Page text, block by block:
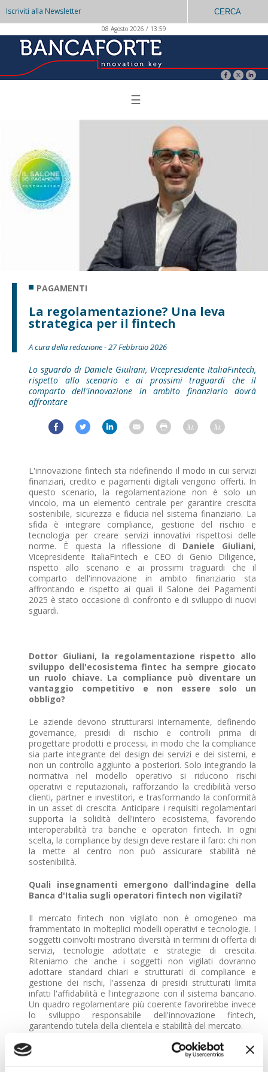
Iscriviti alla Newsletter CERCA
08 Agosto 2026 / 13:59
☰
PAGAMENTI
La regolamentazione? Una leva
strategica per il fintech
A cura della redazione - 27 Febbraio 2026
Lo sguardo di Daniele Giuliani, Vicepresidente ItaliaFintech,
rispetto allo scenario e ai prossimi traguardi che il
comparto dell'innovazione in ambito finanziario dovrà
affrontare
L'innovazione fintech sta ridefinendo il modo in cui servizi
finanziari, credito e pagamenti digitali vengono offerti. In
questo scenario, la regolamentazione non è solo un
vincolo, ma un elemento centrale per garantire crescita
sostenibile, sicurezza e fiducia nel sistema finanziario. La
sfida è integrare compliance, gestione del rischio e
tecnologia per creare servizi innovativi rispettosi delle
norme. È questa la riflessione di Daniele Giuliani,
Vicepresidente ItaliaFintech e CEO di Genio Diligence,
rispetto allo scenario e ai prossimi traguardi che il
comparto dell'innovazione in ambito finanziario sta
affrontando e rispetto ai quali il Salone dei Pagamenti
2025 è stato occasione di confronto e di sviluppo di nuovi
sguardi.
Dottor Giuliani, la regolamentazione rispetto allo
sviluppo dell'ecosistema fintec ha sempre giocato
un ruolo chiave. La compliance può diventare un
vantaggio competitivo e non essere solo un
obbligo?
Le aziende devono strutturarsi internamente, definendo
governance, presidi di rischio e controlli prima di
progettare prodotti e processi, in modo che la compliance
sia parte integrante del design dei servizi e dei sistemi, e
non un controllo aggiunto a posteriori. Solo integrando la
normativa nel modello operativo si riducono rischi
operativi e reputazionali, rafforzando la credibilità verso
clienti, partner e investitori, e trasformando la conformità
in un asset di crescita. Anticipare i requisiti regolamentari
supporta la solidità dell'intero ecosistema, favorendo
interoperabilità tra banche e operatori fintech. In ogni
scelta, la compliance by design deve restare il faro: chi non
la mette al centro non può assicurare stabilità né
sostenibilità.
Quali insegnamenti emergono dall'indagine della
Banca d'Italia sugli operatori fintech non vigilati?
Il mercato fintech non vigilato non è omogeneo ma
frammentato in molteplici modelli operativi e tecnologie. I
soggetti coinvolti mostrano diversità in termini di offerta di
servizi, tecnologie adottate e strategie di crescita.
Riteniamo che anche i soggetti non vigilati dovranno
adottare standard chiari e strutturati di compliance e
gestione dei rischi, l'assenza di presidi strutturati limita
infatti l'affidabilità e l'integrazione con il sistema bancario.
Un quadro regolamentare più coerente favorirebbe invece
lo sviluppo responsabile dell'innovazione fintech,
garantendo tutela della clientela e stabilità del mercato.
In che modo il Regulatory Sandbox può supportare
test e sviluppo di nuove soluzioni in sicurezza,
diventando uno strumento di "innovazione